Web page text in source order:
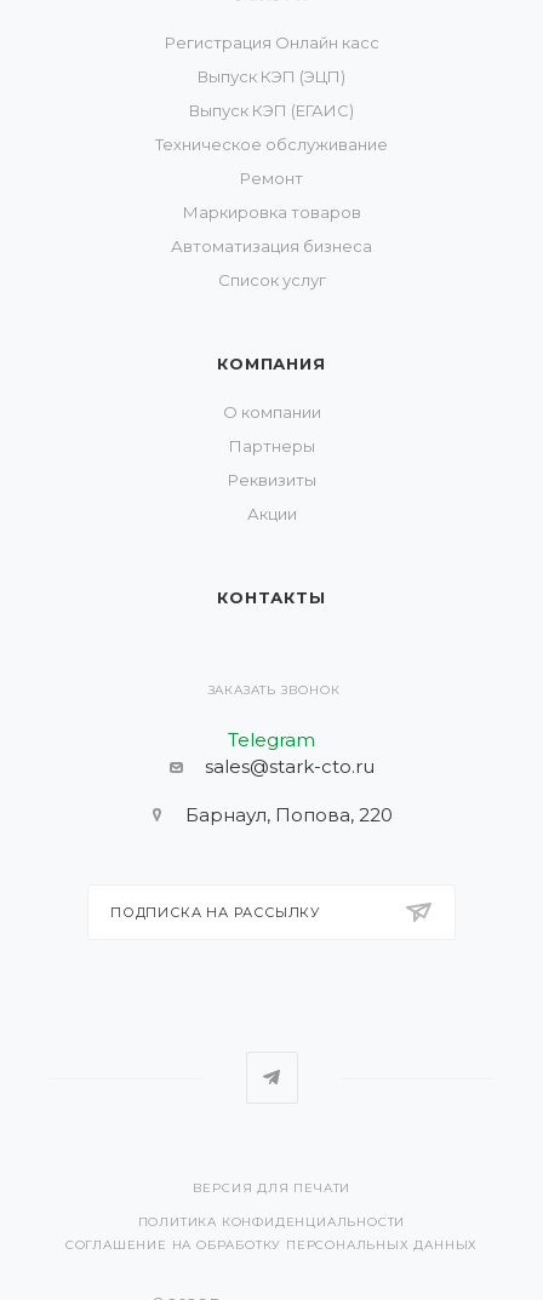
Регистрация Онлайн касс
Выпуск КЭП (ЭЦП)
Выпуск КЭП (ЕГАИС)
Техническое обслуживание
Ремонт
Маркировка товаров
Автоматизация бизнеса
Список услуг
КОМПАНИЯ
О компании
Партнеры
Реквизиты
Акции
КОНТАКТЫ
ЗАКАЗАТЬ ЗВОНОК
Telegram
sales@stark-cto.ru
Барнаул, Попова, 220
ПОДПИСКА НА РАССЫЛКУ
ВЕРСИЯ ДЛЯ ПЕЧАТИ
ПОЛИТИКА КОНФИДЕНЦИАЛЬНОСТИ
СОГЛАШЕНИЕ НА ОБРАБОТКУ ПЕРСОНАЛЬНЫХ ДАННЫХ